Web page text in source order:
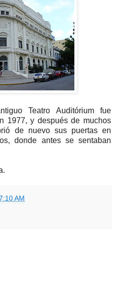
Teatro Auditórium fue
1977, y después de muchos
de nuevo sus puertas en
donde antes se sentaban
AM